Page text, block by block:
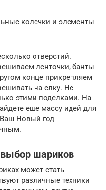
колечки и элементы
отверстий.
ленточки, банты
конце прикрепляем
на елку. Не
этими поделками. На
еще массу идей для
Ваш Новый год
выбор шариков
может стать
различные техники